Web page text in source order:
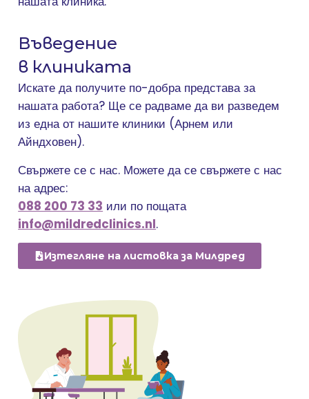
Въведение
в клиниката
Искате да получите по-добра представа за
нашата работа? Ще се радваме да ви разведем
из една от нашите клиники (Арнем или
Айндховен).
Свържете се с нас. Можете да се свържете с нас
на адрес:
088 200 73 33 или по пощата
info@mildredclinics.nl.
Изтегляне на листовка за Милдред